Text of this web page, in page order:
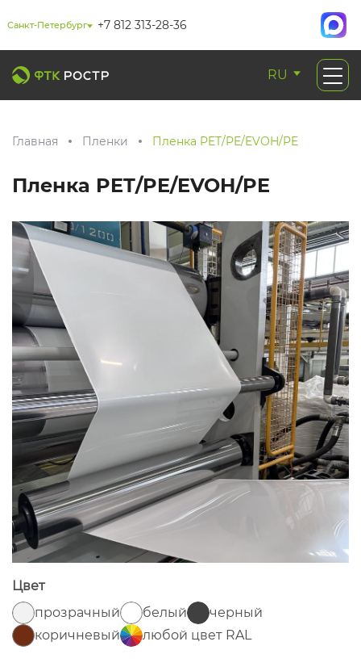
Санкт-Петербург +7 812 313-28-36
RU
Главная Пленки Пленка PET/PE/EVOH/PE
Пленка PET/PE/EVOH/PE
Цвет
прозрачный
белый
черный
коричневый
любой цвет RAL